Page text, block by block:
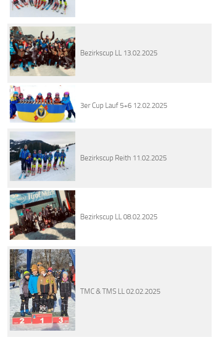
Bezirkscup LL 13.02.2025
3er Cup Lauf 5+6 12.02.2025
Bezirkscup Reith 11.02.2025
Bezirkscup LL 08.02.2025
TMC & TMS LL 02.02.2025